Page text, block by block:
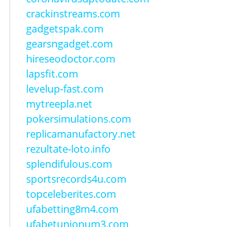
crackinstreams.com
gadgetspak.com
gearsngadget.com
hireseodoctor.com
lapsfit.com
levelup-fast.com
mytreepla.net
pokersimulations.com
replicamanufactory.net
rezultate-loto.info
splendifulous.com
sportsrecords4u.com
topceleberites.com
ufabetting8m4.com
ufabetunionum3.com